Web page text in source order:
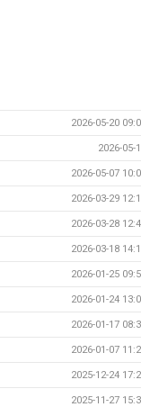
2026-05-20
2026-05-
2026-05-07
2026-03-29
2026-03-28
2026-03-18
2026-01-25
2026-01-24
2026-01-17
2026-01-07
2025-12-24
2025-11-27